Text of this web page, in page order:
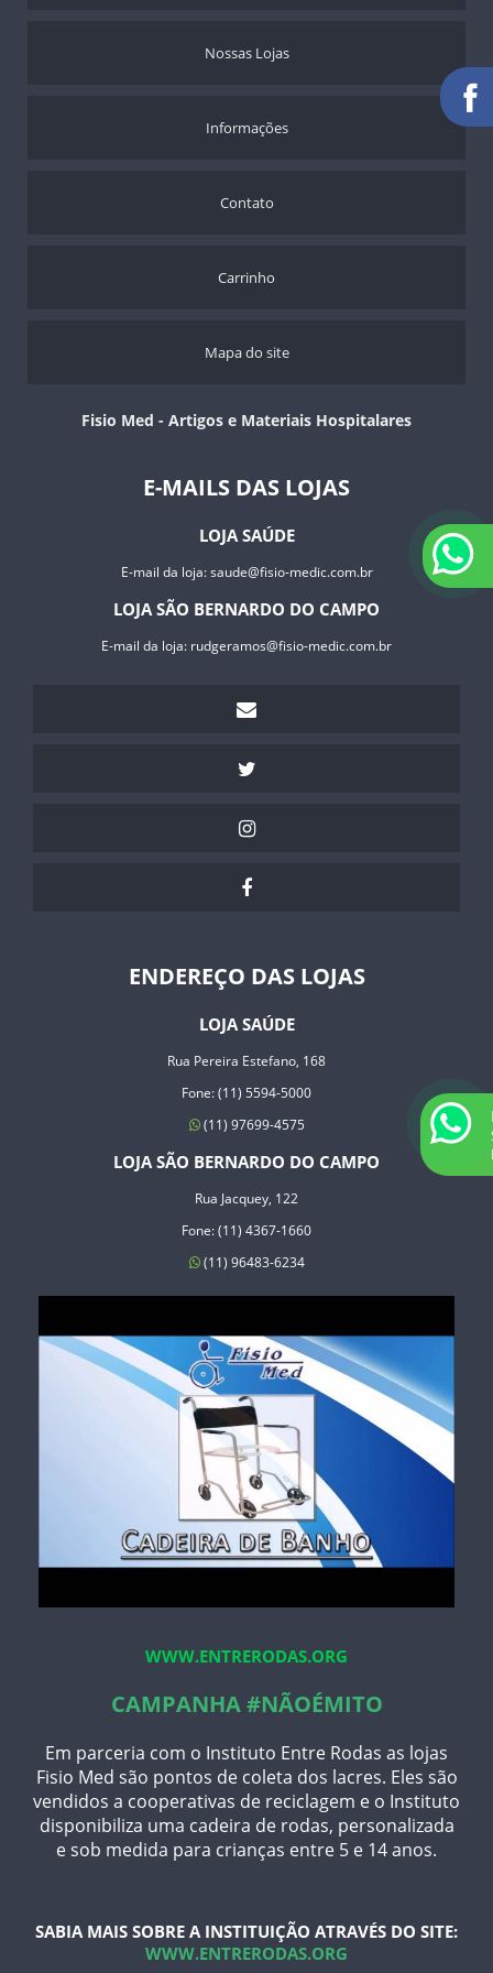
CADEIRA PARA HIGIENIZAÇÃO ULTRALUX - 100 KGS
Nossas Lojas
Informações
Contato
Carrinho
Mapa do site
Fisio Med - Artigos e Materiais Hospitalares
E-MAILS DAS LOJAS
LOJA SAÚDE
E-mail da loja:saude@fisio-medic.com.br
LOJA SÃO BERNARDO DO CAMPO
E-mail da loja: rudgeramos@fisio-medic.com.br
ENDEREÇO DAS LOJAS
LOJA SAÚDE
Rua Pereira Estefano, 168
Fone: (11) 5594-5000
(11) 97699-4575
LOJA SÃO BERNARDO DO CAMPO
Rua Jacquey, 122
Fone: (11) 4367-1660
(11) 96483-6234
WWW.ENTRERODAS.ORG
CAMPANHA #NÃOÉMITO
Em parceria com o Instituto Entre Rodas as lojas
Fisio Med são pontos de coleta dos lacres. Eles são
vendidos a cooperativas de reciclagem e o Instituto
disponibiliza uma cadeira de rodas, personalizada
e sob medida para crianças entre 5 e 14 anos.
SABIA MAIS SOBRE A INSTITUIÇÃO ATRAVÉS DO SITE:
WWW.ENTRERODAS.ORG